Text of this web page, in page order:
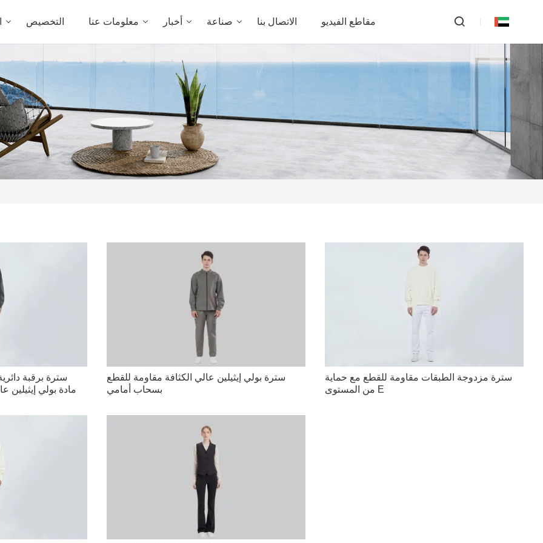
التخصيص معلومات عنا أخبار صناعة الاتصال بنا مقاطع الفيديو
سترة برقبة
مادة بولي إيثيلين
سترة بولي إيثيلين عالي الكثافة مقاومة للقطع
بسحاب أمامي
سترة مزدوجة الطبقات مقاومة للقطع مع حماية
من المستوى E